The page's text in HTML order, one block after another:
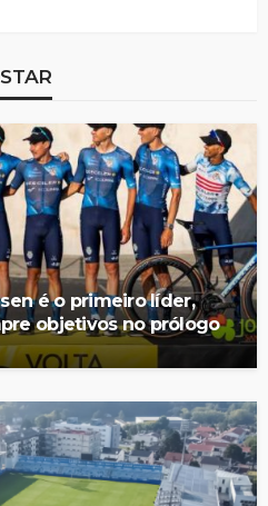
é o primeiro líder,
objetivos no prólogo